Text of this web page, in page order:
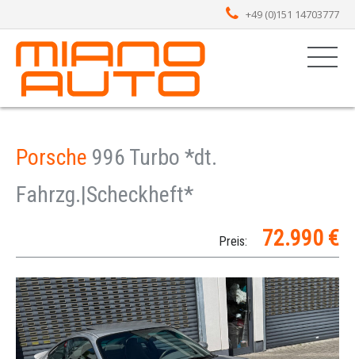
+49 (0)151 14703777
Porsche 996 Turbo *dt.
Fahrzg.|Scheckheft*
Preis: 72.990 €